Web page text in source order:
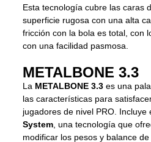
Esta tecnología cubre las caras
superficie rugosa con una alta
fricción con la bola es total, con
con una facilidad pasmosa.
METALBONE 3.3
La METALBONE 3.3 es una
las características para
jugadores de nivel PRO. Incluye
System , una tecnología que
modificar los pesos y balance